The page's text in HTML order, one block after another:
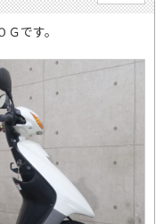
です。